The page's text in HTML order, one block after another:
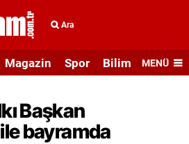
Ara
Magazin Spor Bilim veMENÜ
Başkan
bayramda